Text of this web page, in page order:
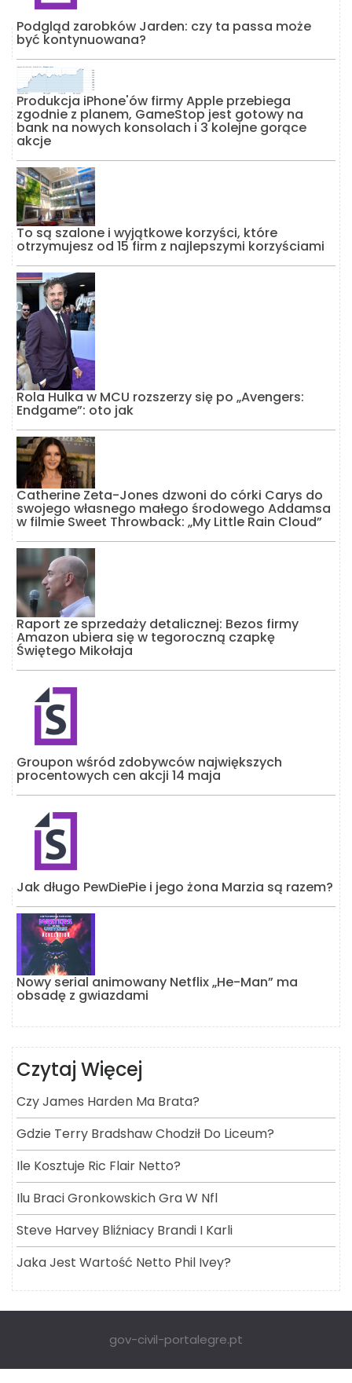
Podgląd zarobków Jarden: czy ta passa może
być kontynuowana?
Produkcja iPhone'ów firmy Apple przebiega
zgodnie z planem, GameStop jest gotowy na
bank na nowych konsolach i 3 kolejne gorące
akcje
To są szalone i wyjątkowe korzyści, które
otrzymujesz od 15 firm z najlepszymi korzyściami
Rola Hulka w MCU rozszerzy się po „Avengers:
Endgame”: oto jak
Catherine Zeta-Jones dzwoni do córki Carys do
swojego własnego małego środowego Addamsa
w filmie Sweet Throwback: „My Little Rain Cloud”
Raport ze sprzedaży detalicznej: Bezos firmy
Amazon ubiera się w tegoroczną czapkę
Świętego Mikołaja
Groupon wśród zdobywców największych
procentowych cen akcji 14 maja
Jak długo PewDiePie i jego żona Marzia są razem?
Nowy serial animowany Netflix „He-Man” ma
obsadę z gwiazdami
Czytaj Więcej
Czy James Harden Ma Brata?
Gdzie Terry Bradshaw Chodził Do Liceum?
Ile Kosztuje Ric Flair Netto?
Ilu Braci Gronkowskich Gra W Nfl
Steve Harvey Bliźniacy Brandi I Karli
Jaka Jest Wartość Netto Phil Ivey?
gov-civil-portalegre.pt